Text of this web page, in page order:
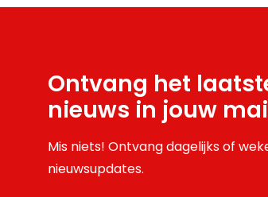
Ontvang het
nieuws in jouw
Mis niets! Ontvang dagelijks of
nieuwsupdates.